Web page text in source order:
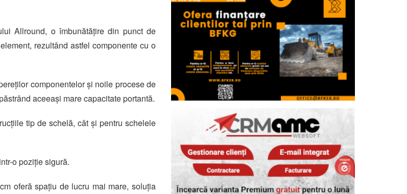
Allround, o îmbunătățire din punct de
rezultând astfel componente cu o
componentelor și noile procese de
aceeași mare capacitate portantă.
tip de schelă, cât și pentru schelele
o poziție sigură.
oferă spațiu de lucru mai mare, soluția